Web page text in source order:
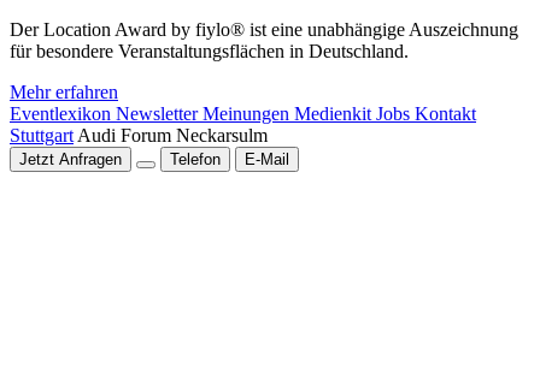
Der Location Award by fiylo® ist eine unabhängige Auszeichnung
für besondere Veranstaltungsflächen in Deutschland.
Mehr erfahren
Eventlexikon NewsletterMeinungen Medienkit Jobs Kontakt
Stuttgart Audi Forum Neckarsulm
Jetzt Anfragen Telefon E-Mail